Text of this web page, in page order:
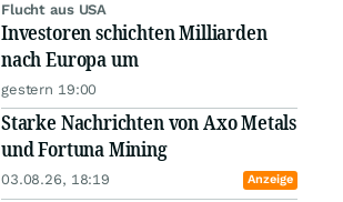
Flucht aus USA
Investoren schichten Milliarden
nach Europa um
gestern 19:00
Starke Nachrichten von Axo Metals
und Fortuna Mining
03.08.26, 18:19 Anzeige